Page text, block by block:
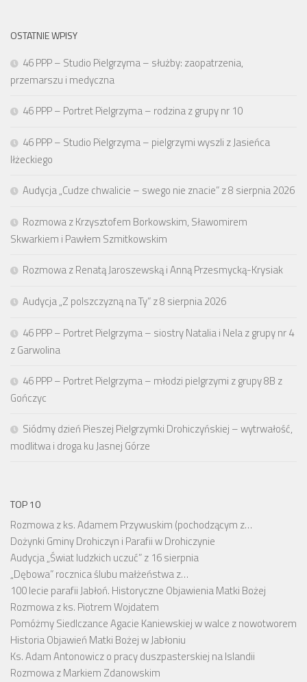
OSTATNIE WPISY
46 PPP – Studio Pielgrzyma – służby: zaopatrzenia,
przemarszu i medyczna
46 PPP – Portret Pielgrzyma – rodzina z grupy nr 10
46 PPP – Studio Pielgrzyma – pielgrzymi wyszli z Jasieńca
Iłżeckiego
Audycja „Cudze chwalicie – swego nie znacie” z 8 sierpnia 2026
Rozmowa z Krzysztofem Borkowskim, Sławomirem
Skwarkiem i Pawłem Szmitkowskim
Rozmowa z Renatą Jaroszewską i Anną Przesmycką-Krysiak
Audycja „Z polszczyzną na Ty” z 8 sierpnia 2026
46 PPP – Portret Pielgrzyma – siostry Natalia i Nela z grupy nr 4
z Garwolina
46 PPP – Portret Pielgrzyma – młodzi pielgrzymi z grupy 8B z
Gończyc
Siódmy dzień Pieszej Pielgrzymki Drohiczyńskiej – wytrwałość,
modlitwa i droga ku Jasnej Górze
TOP 10
Rozmowa z ks. Adamem Przywuskim (pochodzącym z…
Dożynki Gminy Drohiczyn i Parafii w Drohiczynie
Audycja „Świat ludzkich uczuć” z 16 sierpnia
„Dębowa” rocznica ślubu małżeństwa z…
100 lecie parafii Jabłoń. Historyczne Objawienia Matki Bożej
Rozmowa z ks. Piotrem Wojdatem
Pomóżmy Siedlczance Agacie Kaniewskiej w walce z nowotworem
Historia Objawień Matki Bożej w Jabłoniu
Ks. Adam Antonowicz o pracy duszpasterskiej na Islandii
Rozmowa z Markiem Zdanowskim